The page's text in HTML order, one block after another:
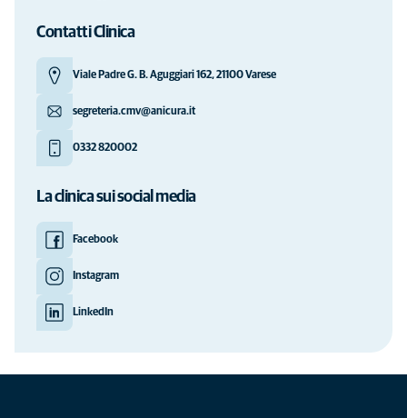
Contatti Clinica
Viale Padre G. B. Aguggiari 162, 21100 Varese
segreteria.cmv@anicura.it
0332 820002
La clinica sui social media
Facebook
Instagram
LinkedIn